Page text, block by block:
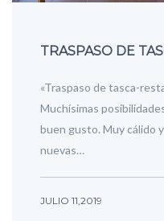
TRASPASO DE
«Traspaso de tasca-
Muchísimas
buen gusto. Muy cálido
nuevas…
JULIO 11,2019